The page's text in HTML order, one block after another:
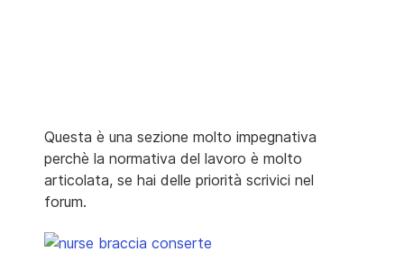
Questa è una sezione molto impegnativa
perchè la normativa del lavoro è molto
articolata, se hai delle priorità scrivici nel
forum.